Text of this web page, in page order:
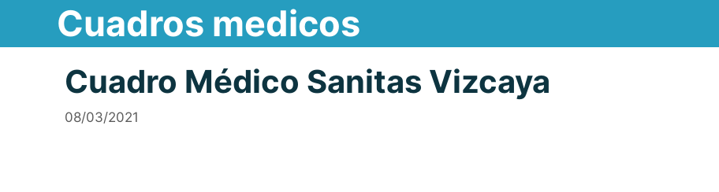
contenido
Cuadros medicos
Cuadro Médico Sanitas Vizcaya
08/03/2021